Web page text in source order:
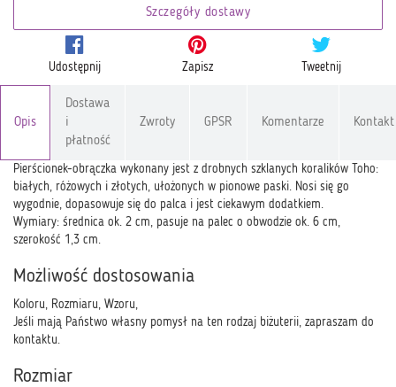
Szczegóły dostawy
Udostępnij Zapisz Tweetnij
Opis
Dostawa
i
płatność
Zwroty GPSR Komentarze Kontakt
Pierścionek-obrączka wykonany jest z drobnych szklanych koralików Toho:
białych, różowych i złotych, ułożonych w pionowe paski. Nosi się go
wygodnie, dopasowuje się do palca i jest ciekawym dodatkiem.
Wymiary: średnica ok. 2 cm, pasuje na palec o obwodzie ok. 6 cm,
szerokość 1,3 cm.
Możliwość dostosowania
Koloru, Rozmiaru, Wzoru,
Jeśli mają Państwo własny pomysł na ten rodzaj biżuterii, zapraszam do
kontaktu.
Rozmiar